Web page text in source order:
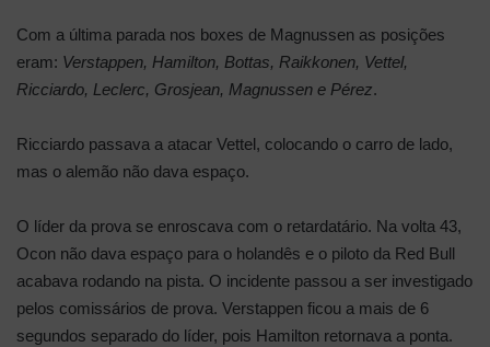
Com a última parada nos boxes de Magnussen as posições
eram: Verstappen, Hamilton, Bottas, Raikkonen, Vettel,
Ricciardo, Leclerc, Grosjean, Magnussen e Pérez.
Ricciardo passava a atacar Vettel, colocando o carro de lado,
mas o alemão não dava espaço.
O líder da prova se enroscava com o retardatário. Na volta 43,
Ocon não dava espaço para o holandês e o piloto da Red Bull
acabava rodando na pista. O incidente passou a ser investigado
pelos comissários de prova. Verstappen ficou a mais de 6
segundos separado do líder, pois Hamilton retornava a ponta.